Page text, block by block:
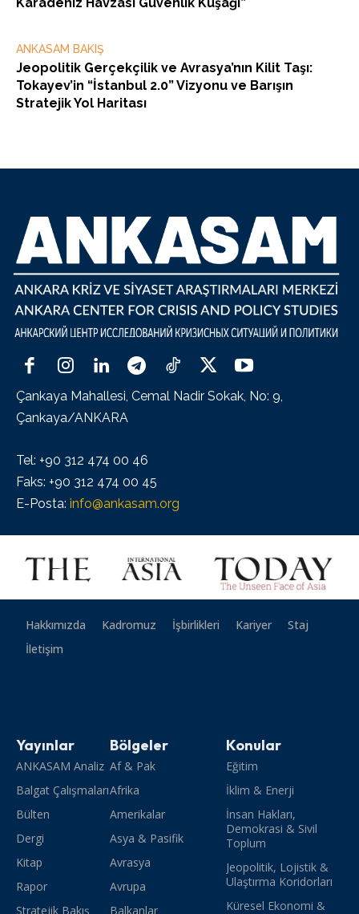
ANKASAM BAKIŞ
Jeopolitik Gerçekçilik ve Avrasya’nın Kilit Taşı:
Tokayev’in “İstanbul 2.0” Vizyonu ve Barışın
Stratejik Yol Haritası
Çankaya Mahallesi, Cemal Nadir Sokak, No: 9,
Çankaya/ANKARA
Tel: +90 312 474 00 46
Faks: +90 312 474 00 45
E-Posta: info@ankasam.org
Hakkımızda Kadromuz İşbirlikleri Kariyer
Staj
İletişim
Yayınlar
ANKASAM Analiz
Balgat Çalışmaları
Bülten
Dergi
Kitap
Rapor
Stratejik Bakış
Bölgeler
Af & Pak
Afrika
Amerikalar
Asya & Pasifik
Avrasya
Avrupa
Balkanlar
Konular
Eğitim
İklim & Enerji
İnsan Hakları,
Demokrasi & Sivil
Toplum
Jeopolitik, Lojistik &
Ulaştırma Koridorları
Küresel Ekonomi &